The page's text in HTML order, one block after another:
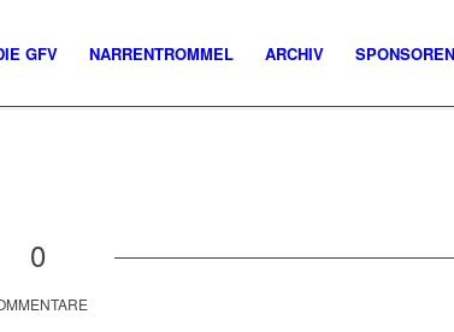
GFV NARRENTROMMEL ARCHIV SPONSOREN
0